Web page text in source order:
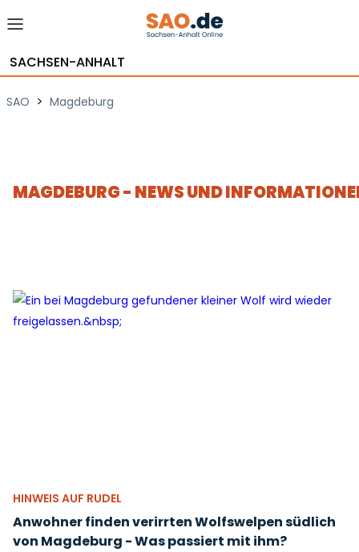
SACHSEN-ANHALT
SAO > Magdeburg
MAGDEBURG - NEWS UND
HINWEIS AUF RUDEL
Anwohner finden verirrten Wolfswelpen südlich
von Magdeburg - Was passiert mit ihm?